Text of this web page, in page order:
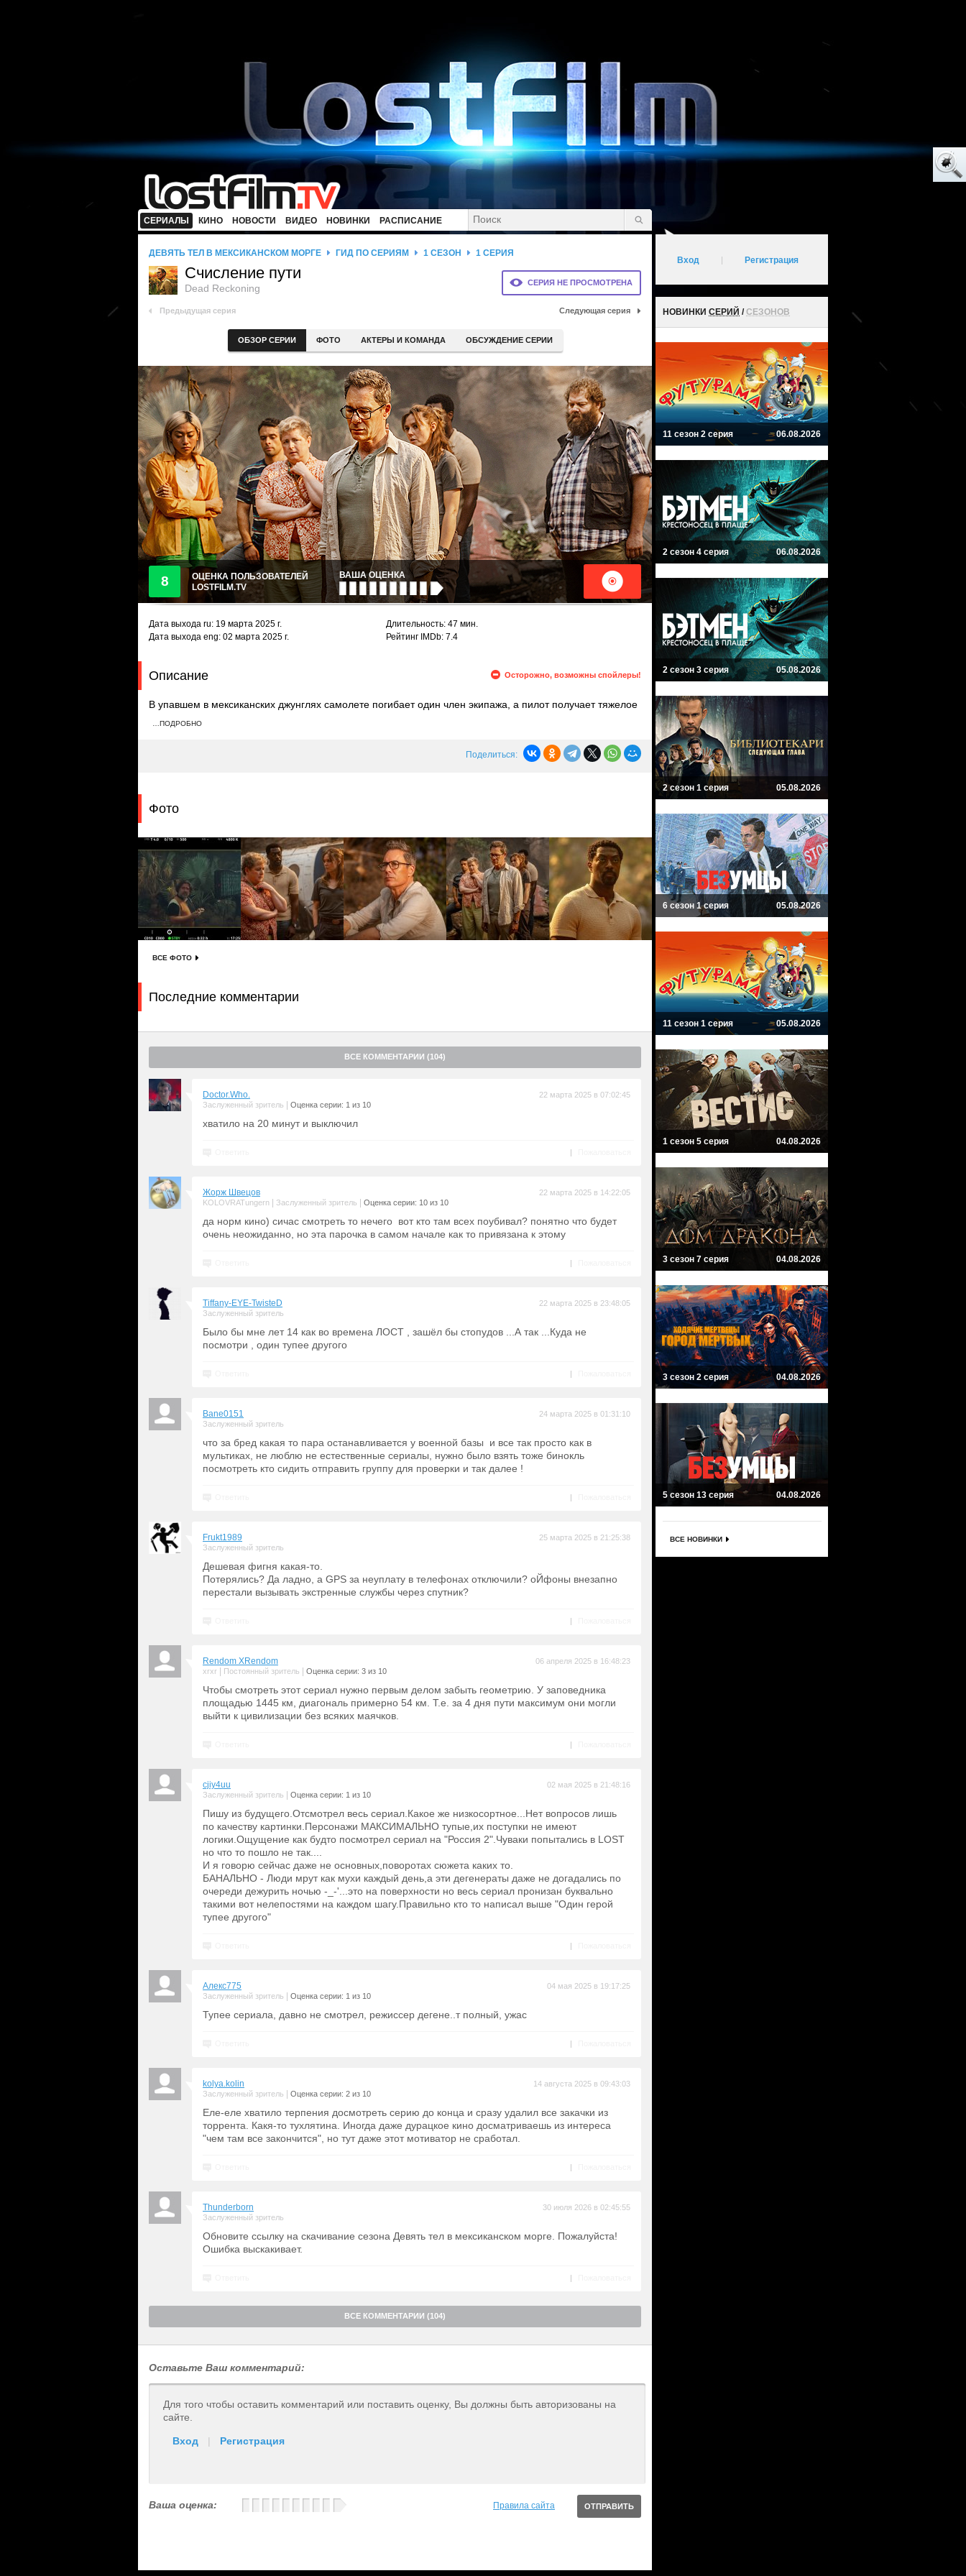
СЕРИАЛЫ КИНО НОВОСТИ ВИДЕО НОВИНКИ РАСПИСАНИЕ
СЕРИЯ НЕ ПРОСМОТРЕНА
ДЕВЯТЬ ТЕЛ В МЕКСИКАНСКОМ МОРГЕ ГИД ПО СЕРИЯМ 1 СЕЗОН 1 СЕРИЯ
Счисление пути
Dead Reckoning
Предыдущая серия Следующая серия
ОБЗОР СЕРИИ ФОТО АКТЕРЫ И КОМАНДА ОБСУЖДЕНИЕ СЕРИИ
8
ОЦЕНКА ПОЛЬЗОВАТЕЛЕЙ
LOSTFILM.TV
ВАША ОЦЕНКА
Дата выхода ru: 19 марта 2025 г.
Дата выхода eng: 02 марта 2025 г.
Длительность: 47 мин.
Рейтинг IMDb: 7.4
Осторожно, возможны спойлеры!
Описание
В упавшем в мексиканских джунглях самолете погибает один член экипажа, а пилот получает тяжелое
ранение. Пассажиры выживают, однако уже через несколько дней после крушения мексиканские
…ПОДРОБНО
Поделиться:
Фото
ВСЕ ФОТО
Последние комментарии
ВСЕ КОММЕНТАРИИ (104)
Doctor.Who.
Заслуженный зритель Оценка серии: 1 из 10
22 марта 2025 в 07:02:45
хватило на 20 минут и выключил
|
Жорж Швецов
KOLOVRATungern Заслуженный зритель Оценка серии: 10 из 10
22 марта 2025 в 14:22:05
да норм кино) сичас смотреть то нечего вот кто там всех поубивал? понятно что будет
очень неожиданно, но эта парочка в самом начале как то привязана к этому
|
Tiffany-EYE-TwisteD
Заслуженный зритель
22 марта 2025 в 23:48:05
Было бы мне лет 14 как во времена ЛОСТ , зашёл бы стопудов ...А так ...Куда не
посмотри , один тупее другого
|
Bane0151
Заслуженный зритель
24 марта 2025 в 01:31:10
что за бред какая то пара останавливается у военной базы и все так просто как в
мультиках, не люблю не естественные сериалы, нужно было взять тоже бинокль
посмотреть кто сидить отправить группу для проверки и так далее !
|
Frukt1989
Заслуженный зритель
25 марта 2025 в 21:25:38
Дешевая фигня какая-то.
Потерялись? Да ладно, а GPS за неуплату в телефонах отключили? оЙфоны внезапно
перестали вызывать экстренные службы через спутник?
|
Rendom XRendom
xrxr Постоянный зритель Оценка серии: 3 из 10
06 апреля 2025 в 16:48:23
Чтобы смотреть этот сериал нужно первым делом забыть геометрию. У заповедника
площадью 1445 км, диагональ примерно 54 км. Т.е. за 4 дня пути максимум они могли
выйти к цивилизации без всяких маячков.
|
cjiy4uu
Заслуженный зритель Оценка серии: 1 из 10
02 мая 2025 в 21:48:16
Пишу из будущего.Отсмотрел весь сериал.Какое же низкосортное...Нет вопросов лишь
по качеству картинки.Персонажи МАКСИМАЛЬНО тупые,их поступки не имеют
логики.Ощущение как будто посмотрел сериал на "Россия 2".Чуваки попытались в LOST
но что то пошло не так....
И я говорю сейчас даже не основных,поворотах сюжета каких то.
БАНАЛЬНО - Люди мрут как мухи каждый день,а эти дегенераты даже не догадались по
очереди дежурить ночью -_-'...это на поверхности но весь сериал пронизан буквально
такими вот нелепостями на каждом шагу.Правильно кто то написал выше "Один герой
тупее другого"
|
Алекс775
Заслуженный зритель Оценка серии: 1 из 10
04 мая 2025 в 19:17:25
Тупее сериала, давно не смотрел, режиссер дегене..т полный, ужас
|
kolya.kolin
Заслуженный зритель Оценка серии: 2 из 10
14 августа 2025 в 09:43:03
Еле-еле хватило терпения досмотреть серию до конца и сразу удалил все закачки из
торрента. Какя-то тухлятина. Иногда даже дурацкое кино досматриваешь из интереса
"чем там все закончится", но тут даже этот мотиватор не сработал.
|
Thunderborn
Заслуженный зритель
30 июля 2026 в 02:45:55
Обновите ссылку на скачивание сезона Девять тел в мексиканском морге. Пожалуйста!
Ошибка выскакивает.
|
ВСЕ КОММЕНТАРИИ (104)
Оставьте Ваш комментарий:
Для того чтобы оставить комментарий или поставить оценку, Вы должны быть авторизованы на
сайте.
Вход | Регистрация
Ваша оценка: Правила сайта
Вход Регистрация
НОВИНКИ СЕРИЙ /СЕЗОНОВ
11 сезон 2 серия 06.08.2026
2 сезон 4 серия 06.08.2026
2 сезон 3 серия 05.08.2026
2 сезон 1 серия 05.08.2026
6 сезон 1 серия 05.08.2026
11 сезон 1 серия 05.08.2026
1 сезон 5 серия 04.08.2026
3 сезон 7 серия 04.08.2026
3 сезон 2 серия 04.08.2026
5 сезон 13 серия 04.08.2026
ВСЕ НОВИНКИ